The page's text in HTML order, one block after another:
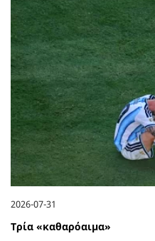
2026-07-31
Τρία «καθαρόαιμα»